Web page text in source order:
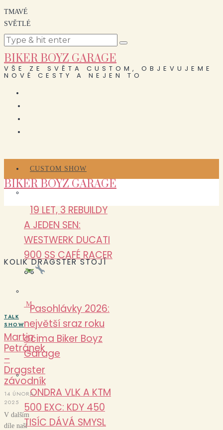
TMAVÉ
SVĚTLÉ
BIKER BOYZ GARAGE
VŠE ZE SVĚTA CUSTOM, OBJEVUJEME
NOVÉ CESTY A NEJEN TO
CUSTOM SHOW
19 LET, 3 REBUILDY
A JEDEN SEN:
WESTWERK DUCATI
900 SS CAFÉ RACER
Pasohlávky 2026:
největší sraz roku
očima Biker Boyz
Garage
ONDRA VLK A KTM
500 EXC: KDY 450
TISÍC DÁVÁ SMYSL
BIKER BOYZ GARAGE
KOLIK DRAGSTER STOJÍ
M
TALK
SHOW
Martin
Petránek
–
Dragster
závodník
14 ÚNORA,
2025
V dalším
díle naší